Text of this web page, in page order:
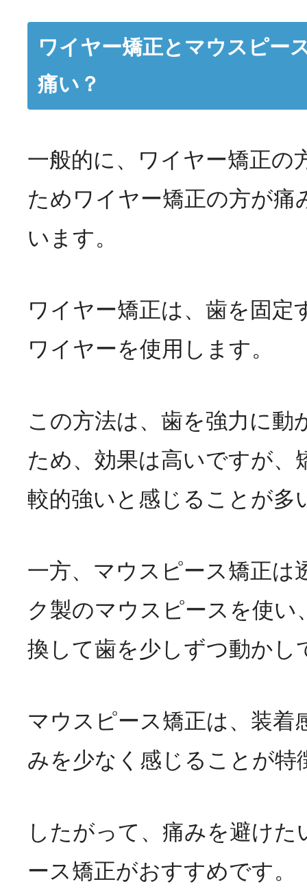
ワイヤー矯正とマウスピー
痛い？
一般的に、ワイヤー矯正の
ためワイヤー矯正の方が痛
います。
ワイヤー矯正は、歯を固定
ワイヤーを使用します。
この方法は、歯を強力に動
ため、効果は高いですが、
較的強いと感じることが多
一方、マウスピース矯正は
ク製のマウスピースを使い
換して歯を少しずつ動かし
マウスピース矯正は、装着
みを少なく感じることが特
したがって、痛みを避け
ース矯正がおすすめです。